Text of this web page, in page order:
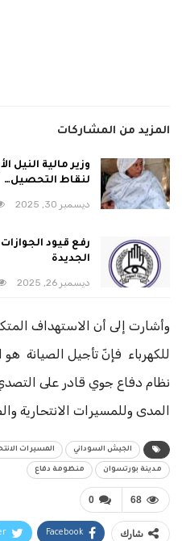
المزيد من المشاركات
وزير مالية النيل
لنقاط التحصيل…
ديسمبر 30, 2025
رفع قيود
الجديدة
ديسمبر 26, 2025
وأشارت إلى أن الاستهداف
للكهرباء فإنّ تأجيل الصيانة هو
نظام دفاع جوي قادر على
المدى وللمسيرات الانتحارية
الجيش السوداني المسيرات
مدينة بورتسوان منظومة دفاع
0 68
شارك Facebook